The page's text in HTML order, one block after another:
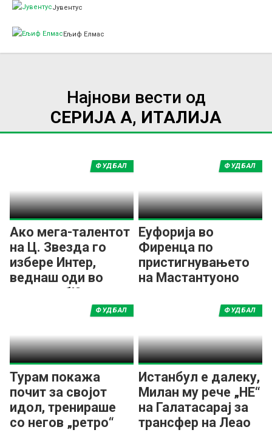
Јувентус
Ељиф Елмас
Најнови вести од
СЕРИЈА А, ИТАЛИЈА
Ако мега-талентот
на Ц. Звезда го
избере Интер,
веднаш оди во
друг клуб!?
ФУДБАЛ
Еуфорија во
Фиренца по
пристигнувањето
на Мастантуоно
ФУДБАЛ
Турам покажа
почит за својот
идол, тренираше
со негов „ретро“
ФУДБАЛ
Истанбул е далеку,
Милан му рече „НЕ“
на Галатасарај за
трансфер на Леао
ФУДБАЛ